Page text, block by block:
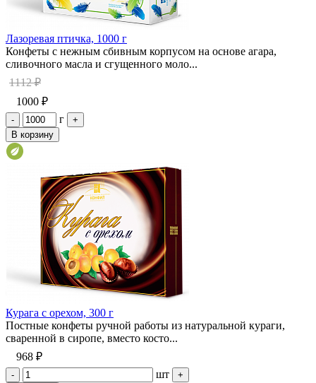
Лазоревая птичка, 1000 г
Конфеты с нежным сбивным корпусом на основе агара,
сливочного масла и сгущенного моло...
1112 ₽
1000 ₽
- г
+
В корзину
Курага с орехом, 300 г
Постные конфеты ручной работы из натуральной кураги,
сваренной в сиропе, вместо косто...
968 ₽
- шт
+